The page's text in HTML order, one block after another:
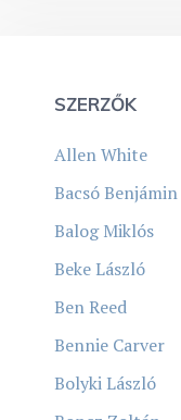
SZERZŐK
Allen White
Bacsó Benjámin
Balog Miklós
Beke László
Ben Reed
Bennie Carver
Bolyki László